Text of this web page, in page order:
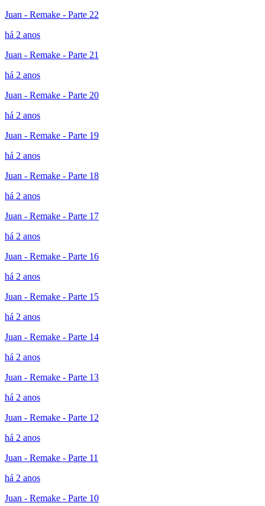
Juan - Remake - Parte 22
há 2 anos
Juan - Remake - Parte 21
há 2 anos
Juan - Remake - Parte 20
há 2 anos
Juan - Remake - Parte 19
há 2 anos
Juan - Remake - Parte 18
há 2 anos
Juan - Remake - Parte 17
há 2 anos
Juan - Remake - Parte 16
há 2 anos
Juan - Remake - Parte 15
há 2 anos
Juan - Remake - Parte 14
há 2 anos
Juan - Remake - Parte 13
há 2 anos
Juan - Remake - Parte 12
há 2 anos
Juan - Remake - Parte 11
há 2 anos
Juan - Remake - Parte 10